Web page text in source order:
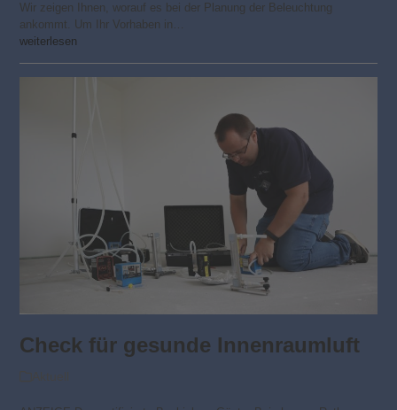
Wir zeigen Ihnen, worauf es bei der Planung der Beleuchtung
ankommt. Um Ihr Vorhaben in…
weiterlesen
Check für gesunde Innenraumluft